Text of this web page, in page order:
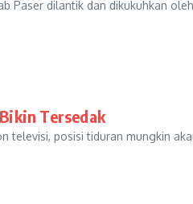
Paser dilantik dan dikukuhkan
Tersedak
televisi, posisi tiduran mungkin